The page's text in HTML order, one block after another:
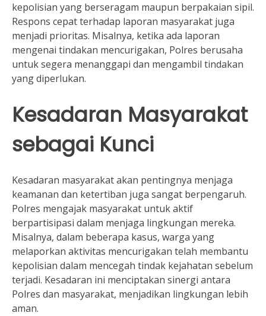
kepolisian yang berseragam maupun berpakaian sipil.
Respons cepat terhadap laporan masyarakat juga
menjadi prioritas. Misalnya, ketika ada laporan
mengenai tindakan mencurigakan, Polres berusaha
untuk segera menanggapi dan mengambil tindakan
yang diperlukan.
Kesadaran Masyarakat
sebagai Kunci
Kesadaran masyarakat akan pentingnya menjaga
keamanan dan ketertiban juga sangat berpengaruh.
Polres mengajak masyarakat untuk aktif
berpartisipasi dalam menjaga lingkungan mereka.
Misalnya, dalam beberapa kasus, warga yang
melaporkan aktivitas mencurigakan telah membantu
kepolisian dalam mencegah tindak kejahatan sebelum
terjadi. Kesadaran ini menciptakan sinergi antara
Polres dan masyarakat, menjadikan lingkungan lebih
aman.